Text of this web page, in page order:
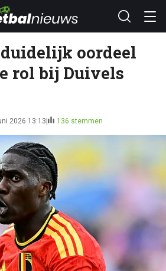
oordeel
rol bij Duivels
2026 13:13 136 stemmen